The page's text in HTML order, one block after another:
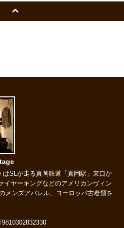
はSLが走る真岡鉄道「真岡駅」東口か
イヤーキングなどのアメリカンヴィン
メンズアパレル、ヨーロッパ古着類を